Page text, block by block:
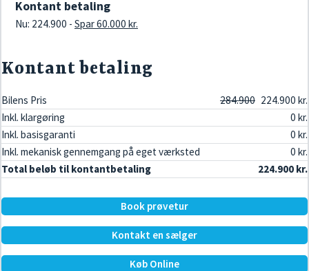
Kontant betaling
Nu: 224.900 - Spar 60.000 kr.
Kontant betaling
Bilens Pris 284.900 224.900 kr.
Inkl. klargøring
0 kr.
Inkl. basisgaranti
0 kr.
Inkl. mekanisk gennemgang på eget værksted
0 kr.
Total beløb til kontantbetaling
224.900 kr.
Book prøvetur
Kontakt en sælger
Køb Online